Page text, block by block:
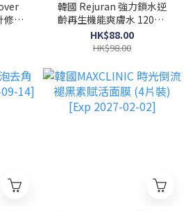
修復
韓國 Rejuran 強力鎖水逆
齡再生機能爽膚水 120ml
[Exp 2027-02-08]
HK$88.00
HK$98.00